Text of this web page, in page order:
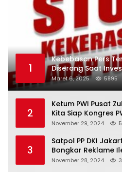
1
Kebebasan Pers
Diserang Saat
Terlarang
Maret 6, 2025 5895
2
Ketum PWI Pusat
Kita Siap Kongres
Desember 2024
November 29, 2024
3
Satpol PP DKI
Bongkar Reklame
November 28, 2024